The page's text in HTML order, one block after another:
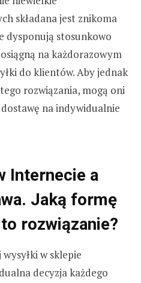
składana jest znikoma
dysponują stosunkowo
na każdorazowym
do klientów. Aby jednak
rozwiązania, mogą oni
na indywidualnie
Internecie a
Jaką formę
rozwiązanie?
w sklepie
decyzja każdego